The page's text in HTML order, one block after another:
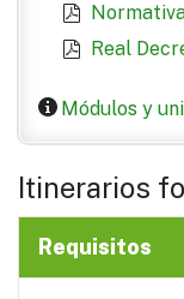
Real
Módulos y
Itinerarios
Requisitos